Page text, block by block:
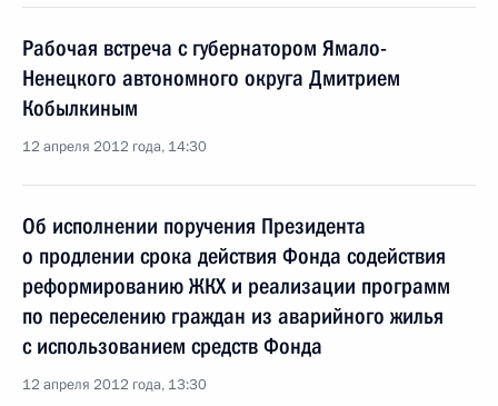
Рабочая встреча с губернатором Ямало-
Ненецкого автономного округа Дмитрием
Кобылкиным
12 апреля 2012 года, 14:30
Об исполнении поручения Президента
о продлении срока действия Фонда содействия
реформированию ЖКХ и реализации программ
по переселению граждан из аварийного жилья
с использованием средств Фонда
12 апреля 2012 года, 13:30